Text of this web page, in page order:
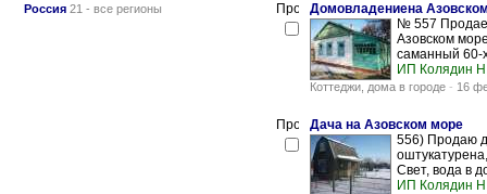
Россия 21 - все регионы
Домовладениена
№ 557
Азовском
саманный 60-
ИП Колядин
Коттеджи, дома в городе - 16
Дача на Азовском море
556) Продаю
Свет, вода в
ИП Колядин